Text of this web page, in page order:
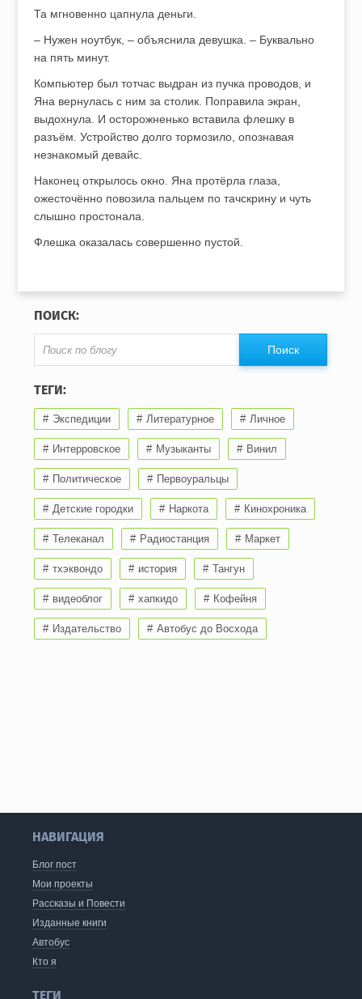
Та мгновенно цапнула деньги.
– Нужен ноутбук, – объяснила девушка. – Буквально
на пять минут.
Компьютер был тотчас выдран из пучка проводов, и
Яна вернулась с ним за столик. Поправила экран,
выдохнула. И осторожненько вставила флешку в
разъём. Устройство долго тормозило, опознавая
незнакомый девайс.
Наконец открылось окно. Яна протёрла глаза,
ожесточённо повозила пальцем по тачскрину и чуть
слышно простонала.
Флешка оказалась совершенно пустой.
ПОИСК:
ТЕГИ:
Экспедиции Литературное Личное
Интерровское Музыканты Винил
Политическое Первоуральцы
Детские городки Наркота Кинохроника
Телеканал Радиостанция Маркет
тхэквондо история Тангун
видеоблог хапкидо Кофейня
Издательство Автобус до Восхода
НАВИГАЦИЯ
Блог пост
Мои проекты
Рассказы и Повести
Изданные книги
Автобус
Кто я